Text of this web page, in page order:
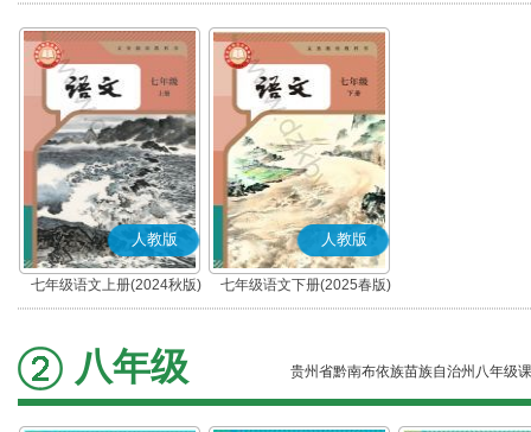
人教版
七年级语文上册(2024秋版)
(部编版)
人教版
七年级语文下册(2025春版)
(部编版)
八年级 贵州省黔南布依族苗族自治州八年级